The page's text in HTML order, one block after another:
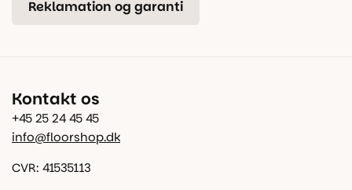
Reklamation og garanti
Kontakt os
+45 25 24 45 45
info@floorshop.dk
CVR: 41535113